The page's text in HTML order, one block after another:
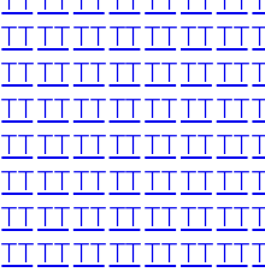
TTTTTTTTTTTTTT
TTTTTTTTTTTTTT
TTTTTTTTTTTTTT
TTTTTTTTTTTTTT
TTTTTTTTTTTTTT
TTTTTTTTTTTTTT
TTTTTTTTTTTTTT